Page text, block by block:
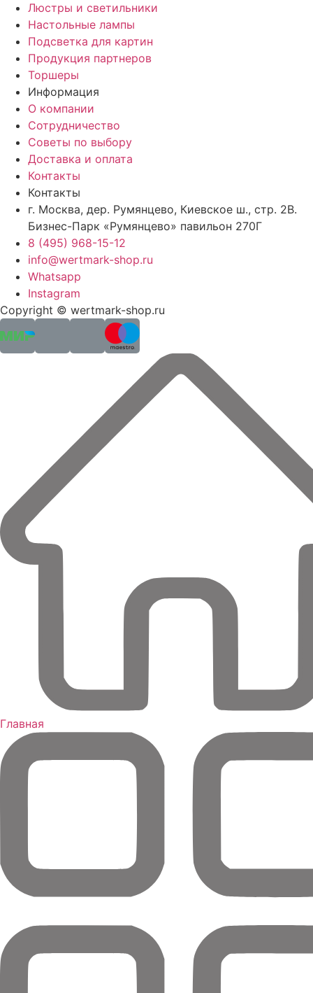
Люстры и светильники
Настольные лампы
Подсветка для картин
Продукция партнеров
Торшеры
Информация
О компании
Сотрудничество
Советы по выбору
Доставка и оплата
Контакты
Контакты
г. Москва, дер. Румянцево, Киевское ш., стр. 2В.
Бизнес-Парк «Румянцево» павильон 270Г
8 (495) 968-15-12
info@wertmark-shop.ru
Whatsapp
Instagram
Copyright © wertmark-shop.ru
Главная